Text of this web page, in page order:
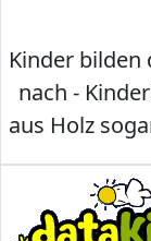
Kinder bilden
nach -
aus Holz